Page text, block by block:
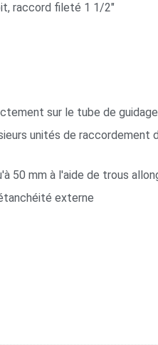
raccord fileté 1 1/2"
sur le tube de
unités de raccordement
50 mm à l'aide de trous
externe